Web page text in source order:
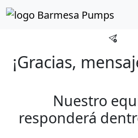
Inicio Gracias
¡Gracias,
Nuestro
responderá